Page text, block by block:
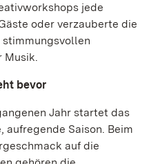
jede
oder verzauberte die
stimmungsvollen
Musik.
bevor
Jahr startet das
aufregende Saison. Beim
auf die